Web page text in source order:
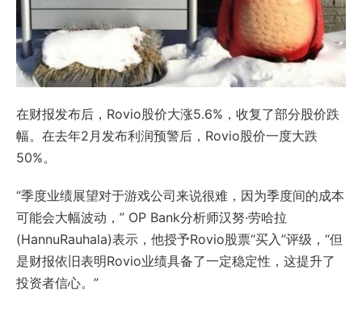
在财报发布后，Rovio股价大涨5.6%，收复了部分股价跌
幅。在去年2月发布利润预警后，Rovio股价一度大跌
50%。
“季度业绩展望对于游戏公司来说很难，因为季度间的成本
可能会大幅波动，” OP Bank分析师汉努·劳哈拉
(HannuRauhala)表示，他授予Rovio股票“买入”评级，“但
是财报依旧表明Rovio业绩具备了一定稳定性，这提升了
投资者信心。”